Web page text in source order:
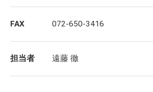
FAX 072-650-3416
担当者 遠藤 徹